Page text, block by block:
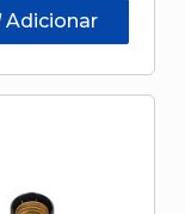
Adicionar